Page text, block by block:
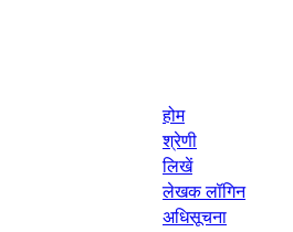
होम
श्रेणी
लिखें
लेखक लॉगिन
अधिसूचना